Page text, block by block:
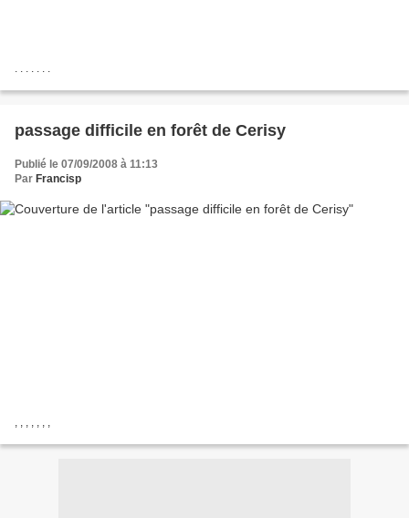
passage difficile en forêt de Cerisy
Publié le 07/09/2008 à 11:13
Par Francisp
, , , , , , ,